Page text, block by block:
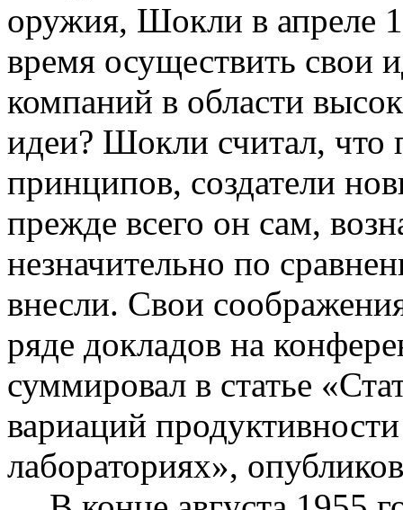
оружия, Шокли в апреле
время осуществить свои
компаний в области
идеи? Шокли считал, что
принципов, создатели
прежде всего он сам,
незначительно по
внесли. Свои
ряде докладов на
суммировал в статье
вариаций
лабораториях»,